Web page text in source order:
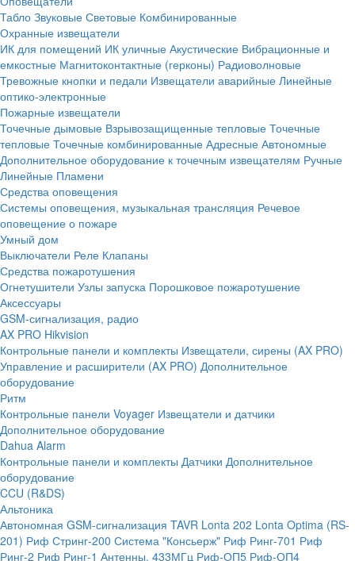
Табло Звуковые Световые Комбинированные
Охранные извещатели
ИК для помещений ИК уличные Акустические Вибрационные и
емкостные Магнитоконтактные (герконы) Радиоволновые
Тревожные кнопки и педали Извещатели аварийные Линейные
оптико-электронные
Пожарные извещатели
Точечные дымовые Взрывозащищенные тепловые Точечные
тепловые Точечные комбинированные Адресные Автономные
Дополнительное оборудование к точечным извещателям Ручные
Линейные Пламени
Средства оповещения
Системы оповещения, музыкальная трансляция Речевое
оповещение о пожаре
Умный дом
Выключатели Реле Клапаны
Средства пожаротушения
Огнетушители Узлы запуска Порошковое пожаротушение
Аксессуары
GSM-сигнализация, радио
AX PRO Hikvision
Контрольные панели и комплекты Извещатели, сирены (AX PRO)
Управление и расширители (AX PRO) Дополнительное
оборудование
Ритм
Контрольные панели Voyager Извещатели и датчики
Дополнительное оборудование
Dahua Alarm
Контрольные панели и комплекты Датчики Дополнительное
оборудование
CCU (R&DS)
Альтоника
Автономная GSM-сигнализация TAVR Lonta 202 Lonta Optima (RS-
201) Риф Стринг-200 Система "Консьерж" Риф Ринг-701 Риф
Ринг-2 Риф Ринг-1 Антенны, 433МГц Риф-ОП5 Риф-ОП4